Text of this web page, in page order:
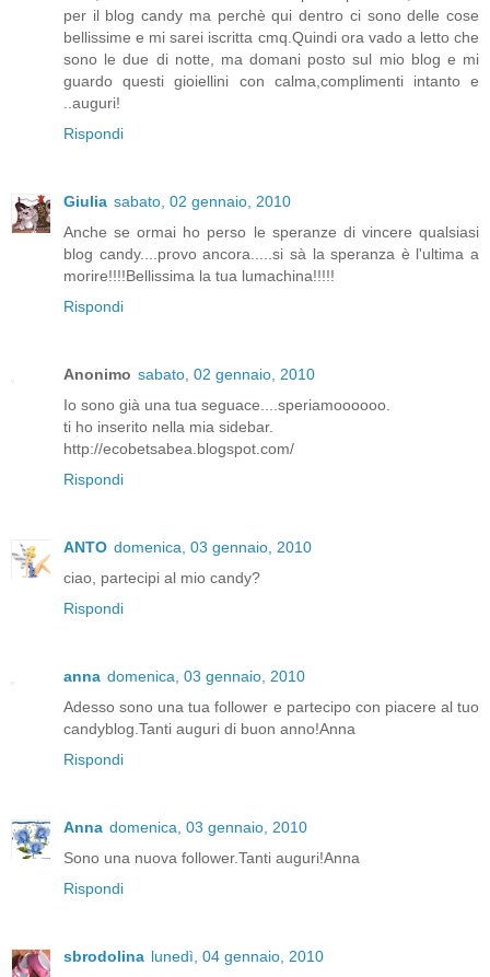
per il blog candy ma perchè qui dentro ci sono delle cose
bellissime e mi sarei iscritta cmq.Quindi ora vado a letto che
sono le due di notte, ma domani posto sul mio blog e mi
guardo questi gioiellini con calma,complimenti intanto e
..auguri!
Rispondi
Giulia sabato, 02 gennaio, 2010
Anche se ormai ho perso le speranze di vincere qualsiasi
blog candy....provo ancora.....si sà la speranza è l'ultima a
morire!!!!Bellissima la tua lumachina!!!!!
Rispondi
Anonimo sabato, 02 gennaio, 2010
Io sono già una tua seguace....speriamoooooo.
ti ho inserito nella mia sidebar.
http://ecobetsabea.blogspot.com/
Rispondi
ANTO domenica, 03 gennaio, 2010
ciao, partecipi al mio candy?
Rispondi
anna domenica, 03 gennaio, 2010
Adesso sono una tua follower e partecipo con piacere al tuo
candyblog.Tanti auguri di buon anno!Anna
Rispondi
Anna domenica, 03 gennaio, 2010
Sono una nuova follower.Tanti auguri!Anna
Rispondi
sbrodolina lunedì, 04 gennaio, 2010